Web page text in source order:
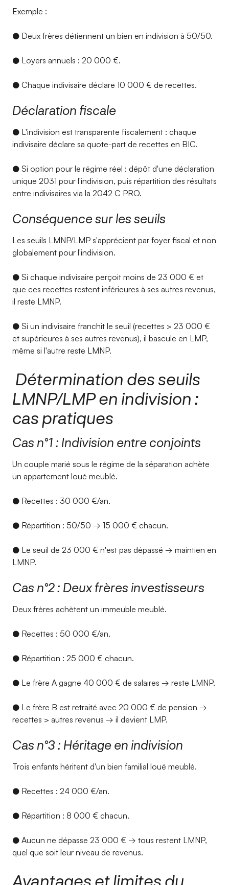
Exemple :
● Deux frères détiennent un bien en indivision à 50/50.
● Loyers annuels : 20 000 €.
● Chaque indivisaire déclare 10 000 € de recettes.
Déclaration fiscale
● L'indivision est transparente fiscalement : chaque
indivisaire déclare sa quote-part de recettes en BIC.
● Si option pour le régime réel : dépôt d'une déclaration
unique 2031 pour l'indivision, puis répartition des résultats
entre indivisaires via la 2042 C PRO.
Conséquence sur les seuils
Les seuils LMNP/LMP s'apprécient par foyer fiscal et non
globalement pour l'indivision.
● Si chaque indivisaire perçoit moins de 23 000 € et
que ces recettes restent inférieures à ses autres revenus,
il reste LMNP.
● Si un indivisaire franchit le seuil (recettes > 23 000 €
et supérieures à ses autres revenus), il bascule en LMP,
même si l'autre reste LMNP.
Détermination des seuils
LMNP/LMP en indivision :
cas pratiques
Cas n°1 : Indivision entre conjoints
Un couple marié sous le régime de la séparation achète
un appartement loué meublé.
● Recettes : 30 000 €/an.
● Répartition : 50/50 → 15 000 € chacun.
● Le seuil de 23 000 € n'est pas dépassé → maintien en
LMNP.
Cas n°2 : Deux frères investisseurs
Deux frères achètent un immeuble meublé.
● Recettes : 50 000 €/an.
● Répartition : 25 000 € chacun.
● Le frère A gagne 40 000 € de salaires → reste LMNP.
● Le frère B est retraité avec 20 000 € de pension →
recettes > autres revenus → il devient LMP.
Cas n°3 : Héritage en indivision
Trois enfants héritent d'un bien familial loué meublé.
● Recettes : 24 000 €/an.
● Répartition : 8 000 € chacun.
● Aucun ne dépasse 23 000 € → tous restent LMNP,
quel que soit leur niveau de revenus.
Avantages et limites du